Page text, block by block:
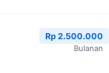
Rp 2.500.000
Bulanan